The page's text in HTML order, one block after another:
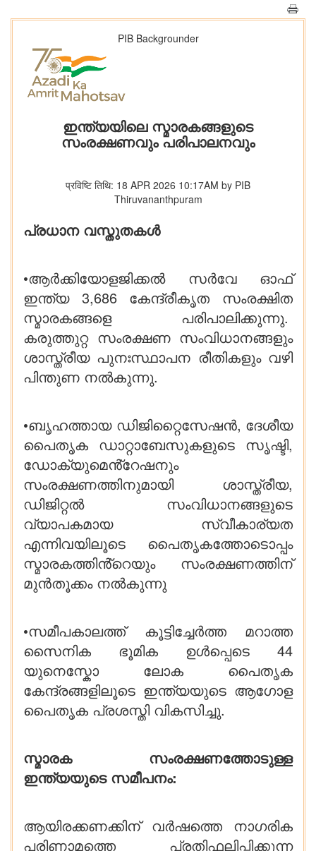
PIB Backgrounder
ഇന്ത്യയിലെ സ്മാരകങ്ങളുടെ
സംരക്ഷണവും പരിപാലനവും
प्रविष्टि तिथि: 18 APR 2026 10:17AM by PIB
Thiruvananthpuram
പ്രധാന വസ്തുതകൾ
•ആർക്കിയോളജിക്കൽ സർവേ ഓഫ്
ഇന്ത്യ 3,686 കേന്ദ്രീകൃത സംരക്ഷിത
സ്മാരകങ്ങളെ പരിപാലിക്കുന്നു.
കരുത്തുറ്റ സംരക്ഷണ സംവിധാനങ്ങളും
ശാസ്ത്രീയ പുനഃസ്ഥാപന രീതികളും വഴി
പിന്തുണ നൽകുന്നു.
•ബൃഹത്തായ ഡിജിറ്റൈസേഷൻ, ദേശീയ
പൈതൃക ഡാറ്റാബേസുകളുടെ സൃഷ്ടി,
ഡോക്യുമെൻ്റേഷനും
സംരക്ഷണത്തിനുമായി ശാസ്ത്രീയ,
ഡിജിറ്റൽ സംവിധാനങ്ങളുടെ
വ്യാപകമായ സ്വീകാര്യത
എന്നിവയിലൂടെ പൈതൃകത്തോടൊപ്പം
സ്മാരകത്തിൻ്റെയും സംരക്ഷണത്തിന്
മുൻ‌തൂക്കം നൽകുന്നു
•സമീപകാലത്ത് കൂട്ടിച്ചേർത്ത മറാത്ത
സൈനിക ഭൂമിക ഉൾപ്പെടെ 44
യുനെസ്കോ ലോക പൈതൃക
കേന്ദ്രങ്ങളിലൂടെ ഇന്ത്യയുടെ ആഗോള
പൈതൃക പ്രശസ്തി വികസിച്ചു.
സ്മാരക സംരക്ഷണത്തോടുള്ള
ഇന്ത്യയുടെ സമീപനം:
ആയിരക്കണക്കിന് വർഷത്തെ നാഗരിക
പരിണാമത്തെ പ്രതിഫലിപ്പിക്കുന്ന